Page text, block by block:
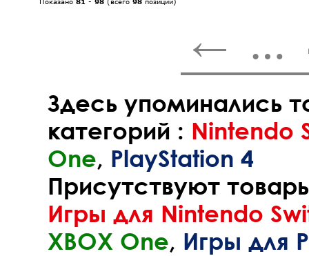
← …
Здесь упоминались
категорий : Nintendo
One, PlayStation 4
Присутствуют
Игры для Nintendo
XBOX One, Игры для